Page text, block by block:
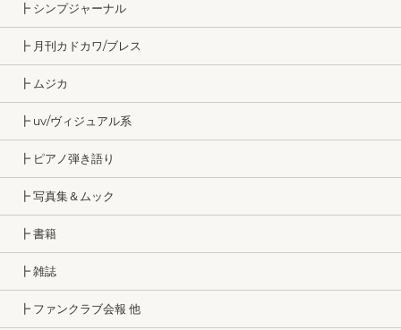
┣ シンプジャーナル
┣ 月刊カドカワ/ブレス
┣ ムジカ
┣ uv/ヴィジュアル系
┣ ピアノ弾き語り
┣ 写真集＆ムック
┣ 書籍
┣ 雑誌
┣ ファンクラブ会報 他